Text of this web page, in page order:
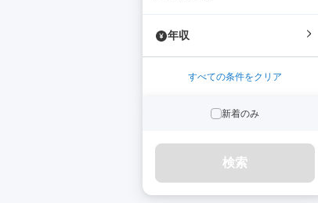
年収
すべての条件をクリア
新着のみ
検索